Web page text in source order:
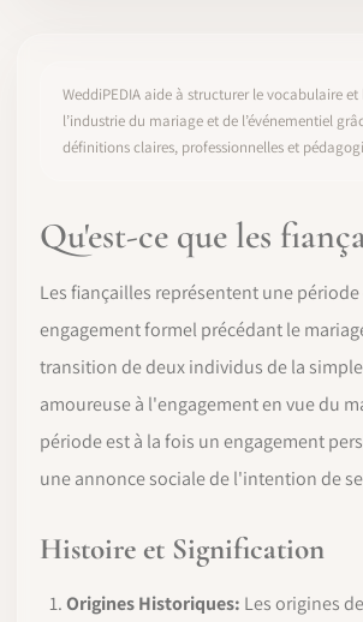
COMMENCER
WeddiPEDIA aide à structurer le vocabulaire
l’industrie du mariage et de l’événementiel
définitions claires, professionnelles et
Qu'est-ce que les
Les fiançailles représentent une période
engagement formel précédant le
transition de deux individus de la
amoureuse à l'engagement en vue du
période est à la fois un engagement
une annonce sociale de l'intention de
Histoire et Signification
Origines Historiques: Les origines